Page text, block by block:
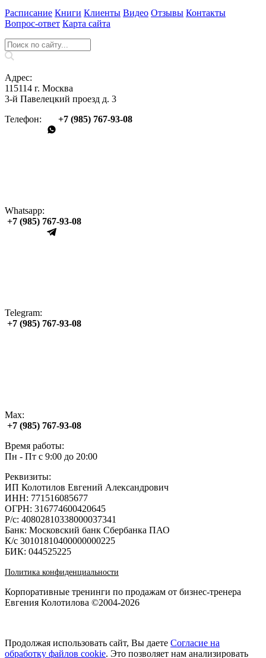
Расписание Книги Клиенты Видео Отзывы Контакты
Вопрос‑ответ Карта сайта
Адрес:
115114 г. Москва
3-й Павелецкий проезд д. 3
Телефон: +7 (985) 767‑93‑08
Whatsapp:
+7 (985) 767‑93‑08
Telegram:
+7 (985) 767‑93‑08
Max:
+7 (985) 767‑93‑08
Время работы:
Пн - Пт с 9:00 до 20:00
Реквизиты:
ИП Колотилов Евгений Александрович
ИНН: 771516085677
ОГРН: 316774600420645
Р/с: 40802810338000037341
Банк: Московский банк Сбербанка ПАО
К/с 30101810400000000225
БИК: 044525225
Политика конфиденциальности
Корпоративные тренинги по продажам от бизнес-тренера
Евгения Колотилова ©2004-2026
Продолжая использовать сайт, Вы даете Согласие на
обработку файлов cookie. Это позволяет нам анализировать